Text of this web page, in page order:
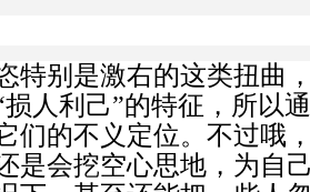
特别是激右的这类扭曲
人利己”的特征，所以
们的不义定位。不过哦
是会挖空心思地，为自